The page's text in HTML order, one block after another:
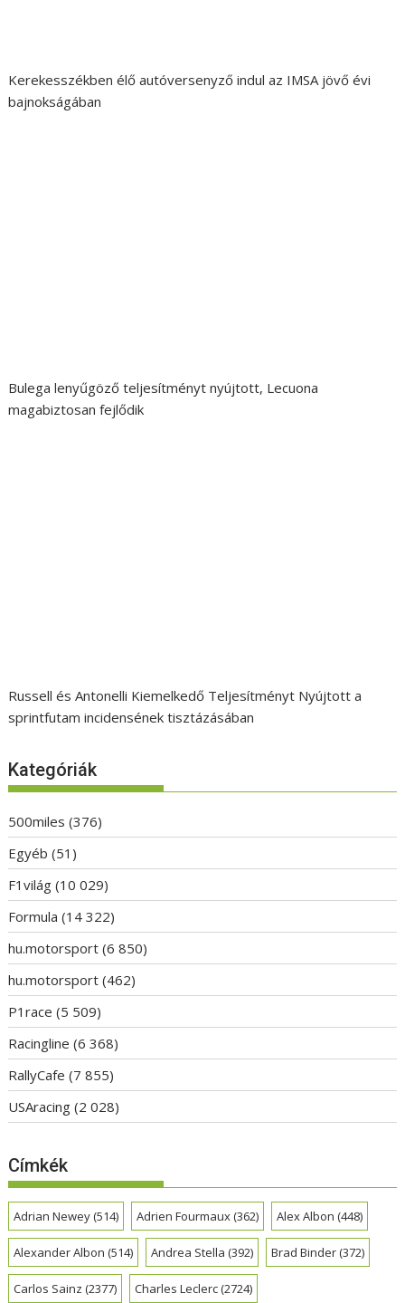
Kerekesszékben élő autóversenyző indul az IMSA jövő évi
bajnokságában
Bulega lenyűgöző teljesítményt nyújtott, Lecuona
magabiztosan fejlődik
Russell és Antonelli Kiemelkedő Teljesítményt Nyújtott a
sprintfutam incidensének tisztázásában
Kategóriák
500miles (376)
Egyéb (51)
F1világ (10 029)
Formula (14 322)
hu.motorsport (6 850)
hu.motorsport (462)
P1race (5 509)
Racingline (6 368)
RallyCafe (7 855)
USAracing (2 028)
Címkék
Adrian Newey(514) Adrien Fourmaux(362) Alex Albon (448)
Alexander Albon (514) Andrea Stella (392) Brad Binder(372)
Carlos Sainz (2377) Charles Leclerc(2724)